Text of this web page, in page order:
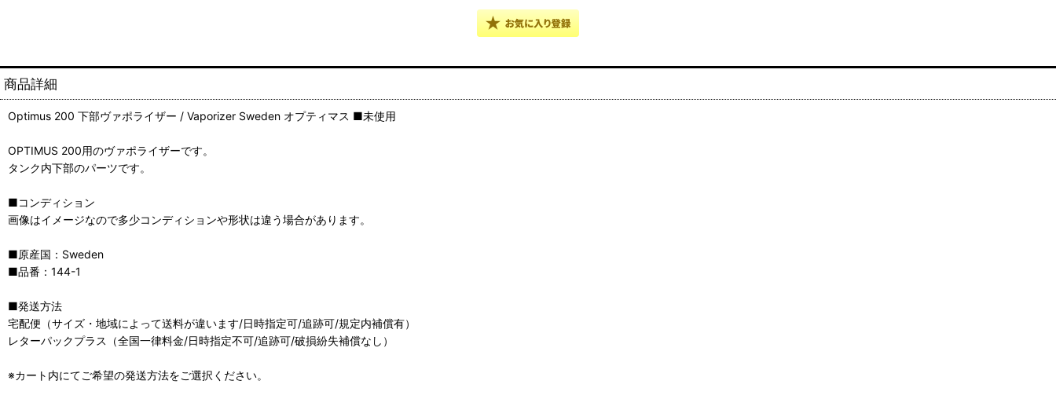
商品詳細
Optimus 200 下部ヴァポライザー / Vaporizer Sweden オプティマス ■未使用
OPTIMUS 200用のヴァポライザーです。
タンク内下部のパーツです。
■コンディション
画像はイメージなので多少コンディションや形状は違う場合があります。
■原産国：Sweden
■品番：144-1
■発送方法
宅配便（サイズ・地域によって送料が違います/日時指定可/追跡可/規定内補償有）
レターパックプラス（全国一律料金/日時指定不可/追跡可/破損紛失補償なし）
※カート内にてご希望の発送方法をご選択ください。